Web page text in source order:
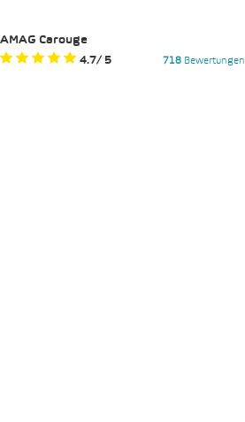
AMAG Carouge
4.7/ 5 718 Bewertungen